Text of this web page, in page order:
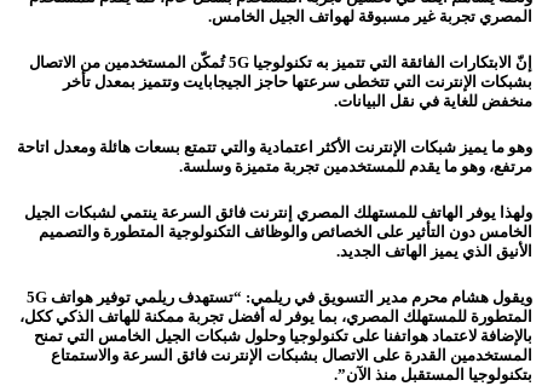
المصري تجربة غير مسبوقة لهواتف الجيل الخامس.
إنّ الابتكارات الفائقة التي تتميز به تكنولوجيا 5G تُمكّن المستخدمين من الاتصال
بشبكات الإنترنت التي تتخطى سرعتها حاجز الجيجابايت وتتميز بمعدل تأخر
منخفض للغاية في نقل البيانات.
وهو ما يميز شبكات الإنترنت الأكثر اعتمادية والتي تتمتع بسعات هائلة ومعدل اتاحة
مرتفع، وهو ما يقدم للمستخدمين تجربة متميزة وسلسة.
ولهذا يوفر الهاتف للمستهلك المصري إنترنت فائق السرعة ينتمي لشبكات الجيل
الخامس دون التأثير على الخصائص والوظائف التكنولوجية المتطورة والتصميم
الأنيق الذي يميز الهاتف الجديد.
ويقول هشام محرم مدير التسويق في ريلمي: “تستهدف ريلمي توفير هواتف 5G
المتطورة للمستهلك المصري، بما يوفر له أفضل تجربة ممكنة للهاتف الذكي ككل،
بالإضافة لاعتماد هواتفنا على تكنولوجيا وحلول شبكات الجيل الخامس التي تمنح
المستخدمين القدرة على الاتصال بشبكات الإنترنت فائق السرعة والاستمتاع
بتكنولوجيا المستقبل منذ الآن”.